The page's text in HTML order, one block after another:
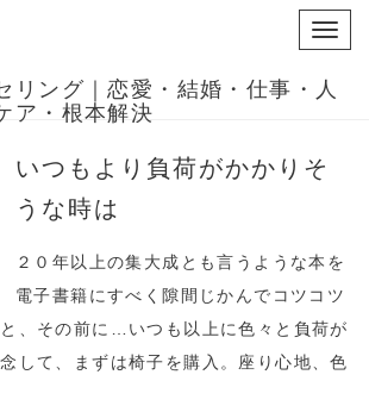
リング｜恋愛・結婚・仕事・人
ア・根本解決
いつもより負荷がかかりそ
うな時は
２０年以上の集大成とも言うような本を
電子書籍にすべく隙間じかんでコツコツ
、その前に…いつも以上に色々と負荷が
して、まずは椅子を購入。座り心地、色